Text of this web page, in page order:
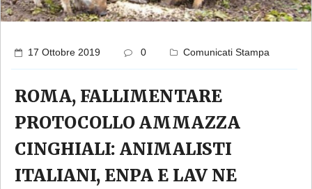
17 Ottobre 2019 0 Comunicati Stampa
ROMA, FALLIMENTARE
PROTOCOLLO AMMAZZA
CINGHIALI: ANIMALISTI
ITALIANI, ENPA E LAV NE